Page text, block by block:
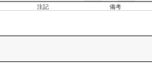
注記 備考